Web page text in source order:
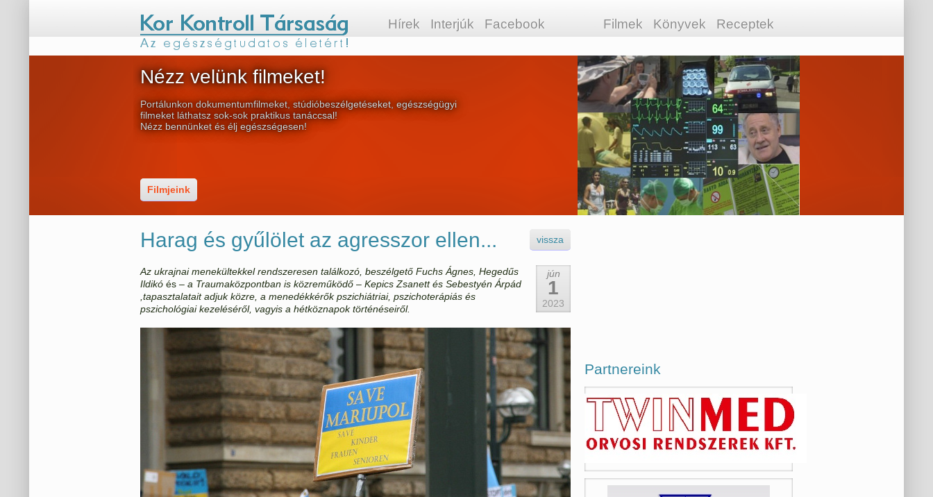
Hírek Interjúk Facebook Filmek Könyvek Receptek
Nézz velünk filmeket!
Portálunkon dokumentumfilmeket, stúdióbeszélgetéseket, egészségügyi
filmeket láthatsz sok-sok praktikus tanáccsal!
Nézz bennünket és élj egészségesen!
Filmjeink
vissza
Harag és gyűlölet az agresszor ellen...
jún
1
2023
Az ukrajnai menekültekkel rendszeresen találkozó, beszélgető Fuchs Ágnes, Hegedűs
Ildikó és – a Traumaközpontban is közreműködő – Kepics Zsanett és Sebestyén Árpád
tapasztalatait adjuk közre, a menedékkérők pszichiátriai, pszichoterápiás és
pszichológiai kezeléséről, vagyis a hétköznapok történéseiről.
Partnereink